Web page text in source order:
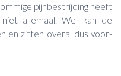
pijnbestrijding heeft
allemaal. Wel kan de
en zitten overal dus voor-